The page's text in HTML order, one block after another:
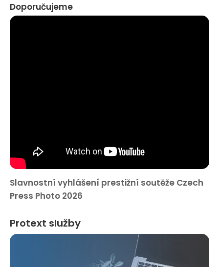
Doporučujeme
Slavnostní vyhlášení prestižní soutěže Czech
Press Photo 2026
Protext služby